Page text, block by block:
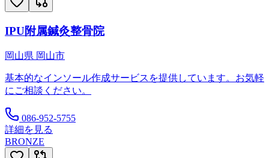
IPU附属鍼灸整骨院
岡山県 岡山市
基本的なインソール作成サービスを提供しています。お気軽
にご相談ください。
086-952-5755
詳細を見る
BRONZE